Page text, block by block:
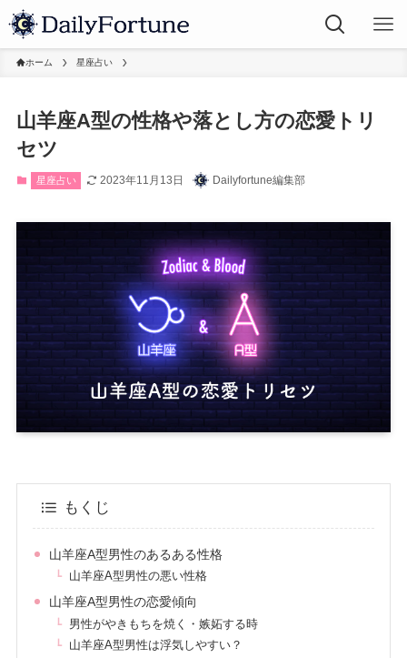
ホーム 星座占い
山羊座A型の性格や落とし方の恋愛トリ
セツ
星座占い 2023年11月13日 Dailyfortune編集部
もくじ
山羊座A型男性のあるある性格
山羊座A型男性の悪い性格
山羊座A型男性の恋愛傾向
男性がやきもちを焼く・嫉妬する時
山羊座A型男性は浮気しやすい？